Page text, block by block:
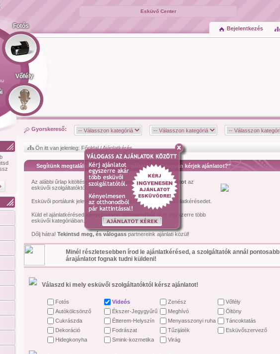
Esküvő Center
Fotós
Vőfély
Bejelentkezés
Gyorskereső:
Ön itt van jelenleg: Főoldal/Ajánlatkérés
Segítünk megtalálni az esküvői szolgáltatókat! "Hogyan kérjek ajánlatot?"
Az alábbi űrlap kitöltésével kérhetszszemélyre szóló ajánlatot az
esküvői szolgáltatóktól.
Esküvői portálunk jelenleg 1474esküvői szolgáltató várja ajánlatkérésedet.
Küld el ajánlatkérésed
akár egyszerre több
esküvői kategóriában.
Dőlj hátra! Tekintsd meg, és válogasspartnereink ajánlati közül!
Minél részletesebben írod le ajánlatkérésed, a szolgáltatók annál pontosabb
árajánlatot fognak tudni küldeni!
Válaszd ki mely esküvői szolgáltatóktól kérsz ajánlatot!
Fotós Videós Zenész
Vőfély
Autókölcsönző
Ékszer-Jegygyűrű Meghívó
Öltöny
Cukrászda
Étterem-Helyszín Menyasszonyi ruha
Táncoktatás
Dekoráció
Fodrászat Tűzijáték
Esküvőszervező
Hidegkonyha
Smink-kozmetika Virág